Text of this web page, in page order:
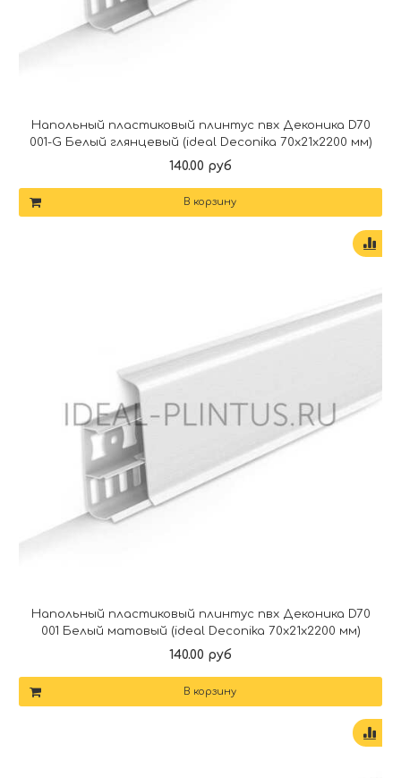
Напольный пластиковый плинтус пвх Деконика D70
001-G Белый глянцевый (ideal Deconika 70х21х2200 мм)
140.00 руб
В корзину
Напольный пластиковый плинтус пвх Деконика D70
001 Белый матовый (ideal Deconika 70х21х2200 мм)
140.00 руб
В корзину